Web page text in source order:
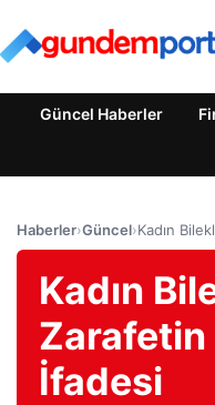
Güncel Haberler
Haberler›Güncel›Kadın
Kadın
Zarafetin
İfadesi